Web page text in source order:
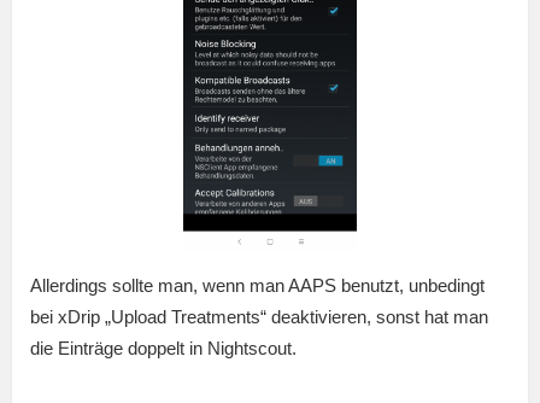
Allerdings sollte man, wenn man AAPS benutzt, unbedingt
bei xDrip „Upload Treatments“ deaktivieren, sonst hat man
die Einträge doppelt in Nightscout.